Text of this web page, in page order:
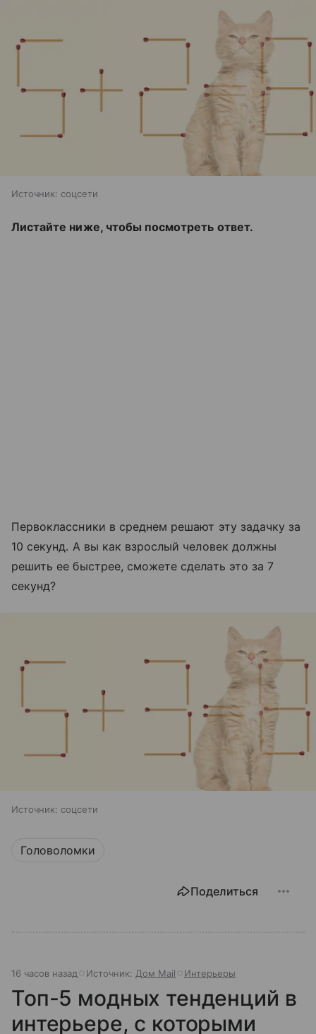
Источник: соцсети
Листайте ниже, чтобы посмотреть ответ.
Первоклассники в среднем решают эту задачку за
10 секунд. А вы как взрослый человек должны
решить ее быстрее, сможете сделать это за 7
секунд?
Источник: соцсети
Головоломки
Поделиться
16 часов назад Источник: Дом Mail Интерьеры
Топ-5 модных тенденций в
интерьере, с которыми